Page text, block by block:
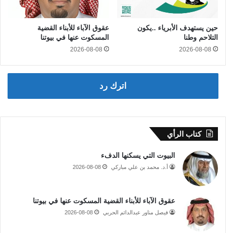
حين يستهدف الأبرياء ..يكون
التلاحم وطنا
2026-08-08
عقوق الآباء للأبناء القضية
المسكوت عنها في بيوتنا
2026-08-08
اترك رد
كتاب الرأي
البيوت التي يسكنها الدفء
أ.د. محمد بن علي مباركي 2026-08-08
عقوق الآباء للأبناء القضية المسكوت عنها في بيوتنا
فيصل مناور عبدالدائم الحربي 2026-08-08